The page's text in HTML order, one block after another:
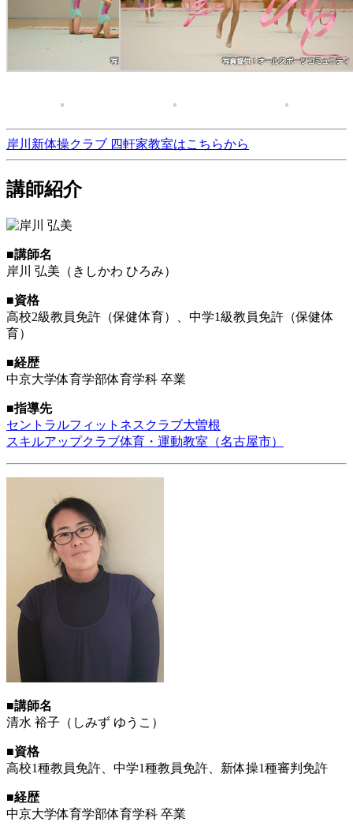
岸川新体操クラブ 四軒家教室はこちらから
講師紹介
■講師名
岸川 弘美（きしかわ ひろみ）
■資格
高校2級教員免許（保健体育）、中学1級教員免許（保健体
育）
■経歴
中京大学体育学部体育学科 卒業
■指導先
セントラルフィットネスクラブ大曽根
スキルアップクラブ体育・運動教室（名古屋市）
■講師名
清水 裕子（しみず ゆうこ）
■資格
高校1種教員免許、中学1種教員免許、新体操1種審判免許
■経歴
中京大学体育学部体育学科 卒業